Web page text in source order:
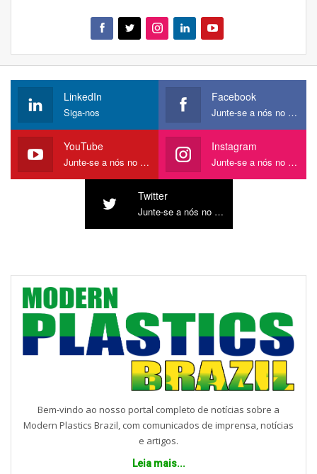
LinkedIn
Siga-nos
Facebook
Junte-se a nós no Facebook
YouTube
Junte-se a nós no YouTube
Instagram
Junte-se a nós no Instagram
Twitter
Junte-se a nós no Twitter
Bem-vindo ao nosso portal completo de notícias sobre a
Modern Plastics Brazil, com comunicados de imprensa, notícias
e artigos.
Leia mais...